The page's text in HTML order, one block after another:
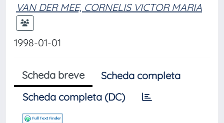
VAN DER MEE, CORNELIS VICTOR MARIA
1998-01-01
Scheda breve
Scheda completa
Scheda completa (DC)